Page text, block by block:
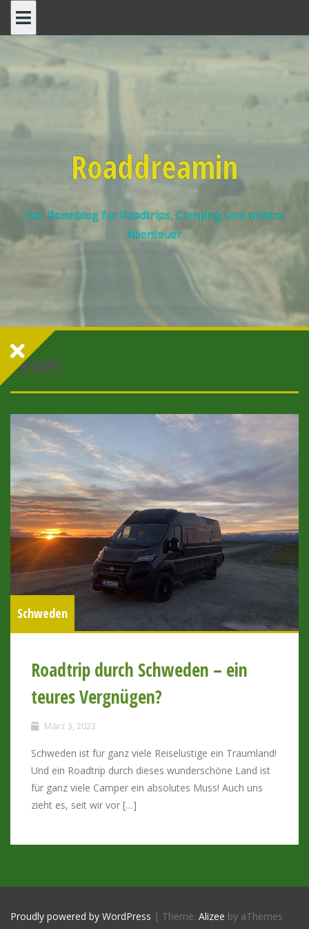
Roaddreamin
Der Reiseblog für Roadtrips, Camping und andere
Abenteuer
teuer
Schweden
Roadtrip durch Schweden – ein
teures Vergnügen?
März 3, 2023
Schweden ist für ganz viele Reiselustige ein Traumland!
Und ein Roadtrip durch dieses wunderschöne Land ist
für ganz viele Camper ein absolutes Muss! Auch uns
zieht es, seit wir vor […]
Proudly powered by WordPress | Theme: Alizee by aThemes